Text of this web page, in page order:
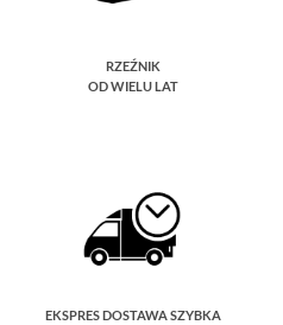
RZEŹNIK
OD WIELU LAT
EKSPRES DOSTAWA SZYBKA